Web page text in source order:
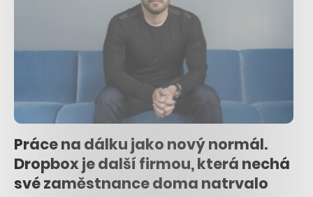
Práce na dálku jako nový normál.
Dropbox je další firmou, která nechá
své zaměstnance doma natrvalo